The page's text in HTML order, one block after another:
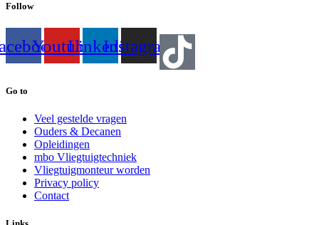
Follow
YoutubeLinkedinInstagram
Go to
Veel gestelde vragen
Ouders & Decanen
Opleidingen
mbo Vliegtuigtechniek
Vliegtuigmonteur worden
Privacy policy
Contact